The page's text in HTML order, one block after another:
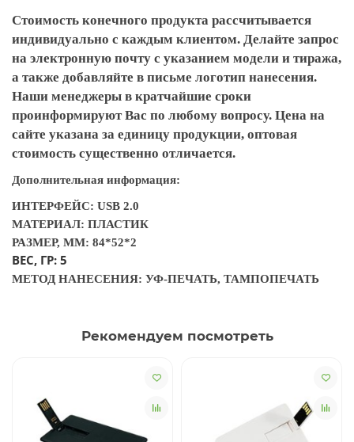
Стоимость конечного продукта рассчитывается
индивидуально с каждым клиентом. Делайте запрос
на электронную почту с указанием модели и тиража,
а также добавляйте в письме логотип нанесения.
Наши менеджеры в кратчайшие сроки
проинформируют Вас по любому вопросу. Цена на
сайте указана за единицу продукции, оптовая
стоимость существенно отличается.
Дополнительная информация:
ИНТЕРФЕЙС: USB 2.0
МАТЕРИАЛ: ПЛАСТИК
РАЗМЕР, ММ: 84*52*2
ВЕС, ГР: 5
МЕТОД НАНЕСЕНИЯ: УФ-ПЕЧАТЬ, ТАМПОПЕЧАТЬ
Рекомендуем посмотреть